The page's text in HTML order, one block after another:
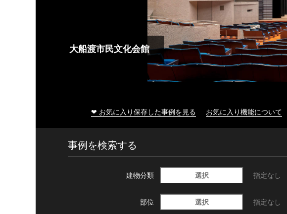
大船渡市民文化会館
❤ お気に入り保存した事例を見る お気に入り機能について
事例を検索する
建物分類 選択 指定なし
部位 選択 指定なし